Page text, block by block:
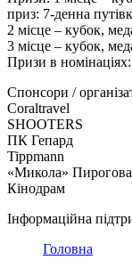
приз: 7-денна
2 місце – кубок,
3 місце – кубок,
Призи в
Спонсори /
Coraltravel
SHOOTERS
ПК Гепард
Tippmann
«Микола»
Кінодрам
Інформаційна
Головна